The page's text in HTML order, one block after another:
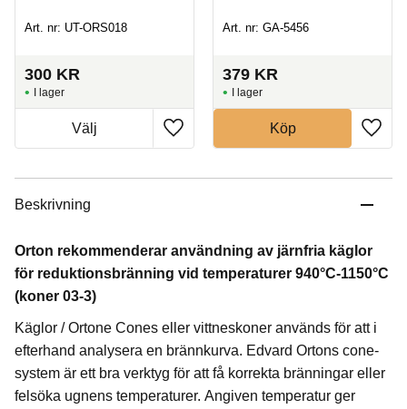
Art. nr: UT-ORS018
300 KR
I lager
Art. nr: GA-5456
379 KR
I lager
Köp
Beskrivning
Orton rekommenderar användning av järnfria käglor
för reduktionsbränning vid temperaturer 940°C-1150°C
(koner 03-3)
Käglor / Ortone Cones eller vittneskoner används för att i
efterhand analysera en brännkurva. Edvard Ortons cone-
system är ett bra verktyg för att få korrekta bränningar eller
felsöka ugnens temperaturer. Angiven temperatur ger